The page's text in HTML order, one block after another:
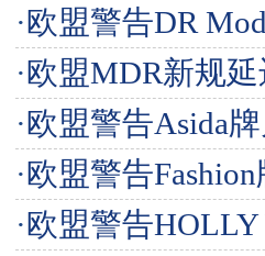
·欧盟警告DR
·欧盟MDR新规
·欧盟警告Asida
·欧盟警告
·欧盟警告